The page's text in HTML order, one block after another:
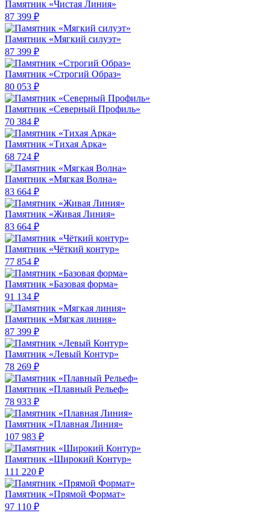
Памятник «Чистая Линия»
87 399 ₽
Памятник «Мягкий силуэт»
87 399 ₽
Памятник «Строгий Образ»
80 053 ₽
Памятник «Северный Профиль»
70 384 ₽
Памятник «Тихая Арка»
68 724 ₽
Памятник «Мягкая Волна»
83 664 ₽
Памятник «Живая Линия»
83 664 ₽
Памятник «Чёткий контур»
77 854 ₽
Памятник «Базовая форма»
91 134 ₽
Памятник «Мягкая линия»
87 399 ₽
Памятник «Левый Контур»
78 269 ₽
Памятник «Плавный Рельеф»
78 933 ₽
Памятник «Плавная Линия»
107 983 ₽
Памятник «Широкий Контур»
111 220 ₽
Памятник «Прямой Формат»
97 110 ₽